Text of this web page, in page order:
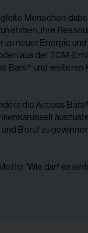
Menschen
ihre
zu neuer Energie
aus der TCM-
Bars® und weiteren
die Access
Beruf zu
"Wie darf es